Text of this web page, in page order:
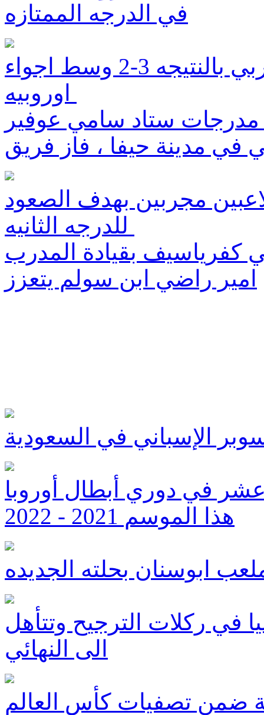
في الدرجه الممتازه
فوز مكابي حيفا امام بلغراد الصربي بالنتيجه 3-2 وسط اجواء
مدرجات ستاد سامي عوفير
في مدينة حيفا ، فاز فريق
مجربين بهدف الصعود
كفرياسيف بقيادة المدرب
امير راضي ابن سولم يتعزز
الإسباني في السعودية
عشر في دوري أبطال أوروبا
هذا الموسم 2021 - 2022
ابوسنان بحلته الجديده
في ركلات الترجيح وتتأهل
الى النهائي
ضمن تصفيات كأس العالم